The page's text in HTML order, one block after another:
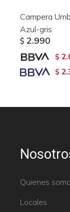
Campera
Azul-gris
$ 2.990
$
$
Quienes
Locales